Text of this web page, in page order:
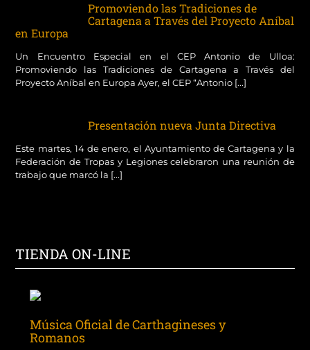
Promoviendo las Tradiciones de
Cartagena a Través del Proyecto Aníbal
en Europa
Un Encuentro Especial en el CEP Antonio de Ulloa:
Promoviendo las Tradiciones de Cartagena a Través del
Proyecto Aníbal en Europa Ayer, el CEP “Antonio [...]
Presentación nueva Junta Directiva
Este martes, 14 de enero, el Ayuntamiento de Cartagena y la
Federación de Tropas y Legiones celebraron una reunión de
trabajo que marcó la [...]
TIENDA ON-LINE
Música Oficial de Carthagineses y
Romanos